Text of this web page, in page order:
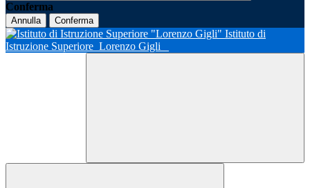
Conferma
Annulla Conferma
Istituto di
Istruzione Superiore Lorenzo Gigli